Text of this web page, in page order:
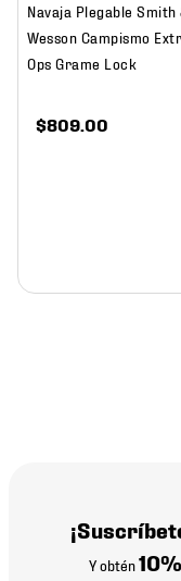
Navaja Plegable Smith
Wesson Campismo
Ops Grame Lock
$809.00
Y obtén10%